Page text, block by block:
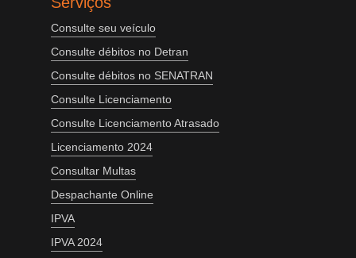
Consulte seu veículo
Consulte débitos no Detran
Consulte débitos no SENATRAN
Consulte Licenciamento
Consulte Licenciamento Atrasado
Licenciamento 2024
Consultar Multas
Despachante Online
IPVA
IPVA 2024